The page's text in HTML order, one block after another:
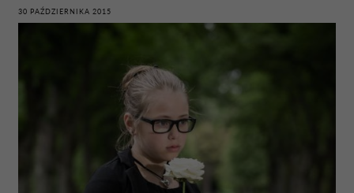
30 PAŹDZIERNIKA 2015